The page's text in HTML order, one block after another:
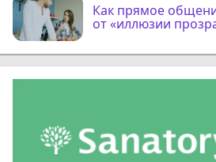
Как прямое
от «иллюзии